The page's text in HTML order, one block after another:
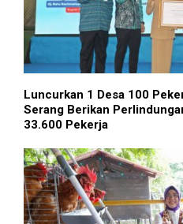
Luncurkan 1 Desa 100
Serang Berikan
33.600 Pekerja